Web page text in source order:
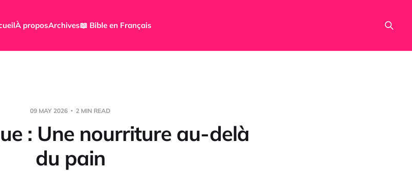
À proposArchives📖 Bible en Français
09 MAY 2026 2 MIN READ
: Une nourriture au-delà
du pain